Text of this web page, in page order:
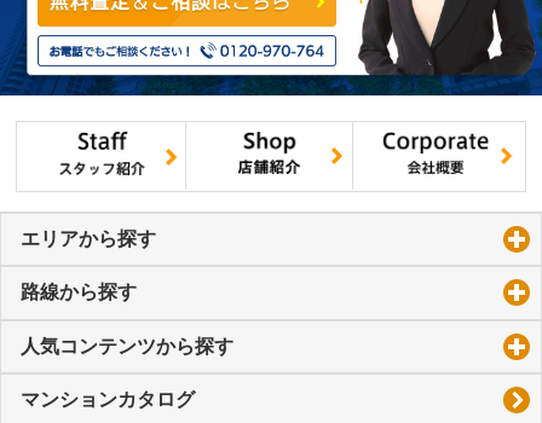
エリアから探す
路線から探す
人気コンテンツから探す
マンションカタログ